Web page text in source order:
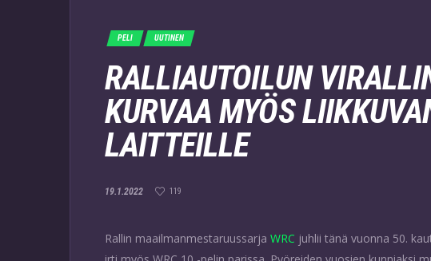
PELI UUTINEN
RALLIAUTOILUN
KURVAA MYÖS
LAITTEILLE
19.1.2022 119
Rallin maailmanmestaruussarja WRC juhlii tänä vuonna 50.